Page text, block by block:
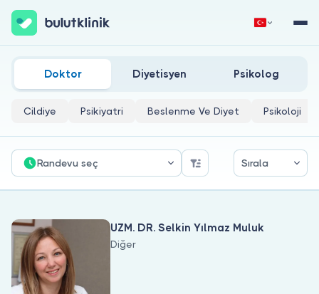
Hastalar için
Doktorlar için
Hemen Kaydol Giriş Yap
Alter G- Kas Güçsüzlüğü Tedavisi Ve Yürüyüş
Doktor Diyetisyen Psikolog
Cildiye Psikiyatri Beslenme Ve Diyet Psikoloji
Randevu seç Sırala
UZM. DR. Selkin Yılmaz Muluk
Diğer